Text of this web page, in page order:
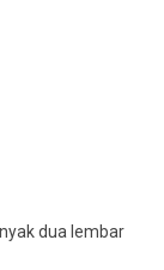
dua lembar